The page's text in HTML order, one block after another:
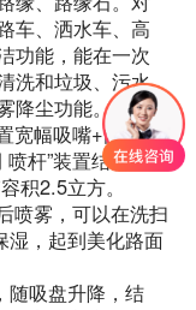
车、洒水车、高
功能，能在一次
洗和垃圾、污水
降尘功能。洗扫
宽幅吸嘴+内置高
杆”装置结构。
积2.5立方。
喷雾，可以在洗扫
湿，起到美化路面
随吸盘升降，结